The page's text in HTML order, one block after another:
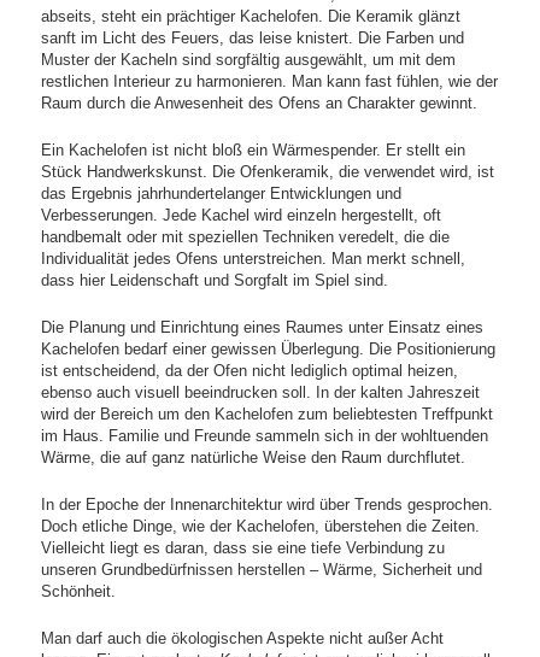
abseits, steht ein prächtiger Kachelofen. Die Keramik glänzt
sanft im Licht des Feuers, das leise knistert. Die Farben und
Muster der Kacheln sind sorgfältig ausgewählt, um mit dem
restlichen Interieur zu harmonieren. Man kann fast fühlen, wie der
Raum durch die Anwesenheit des Ofens an Charakter gewinnt.
Ein Kachelofen ist nicht bloß ein Wärmespender. Er stellt ein
Stück Handwerkskunst. Die Ofenkeramik, die verwendet wird, ist
das Ergebnis jahrhundertelanger Entwicklungen und
Verbesserungen. Jede Kachel wird einzeln hergestellt, oft
handbemalt oder mit speziellen Techniken veredelt, die die
Individualität jedes Ofens unterstreichen. Man merkt schnell,
dass hier Leidenschaft und Sorgfalt im Spiel sind.
Die Planung und Einrichtung eines Raumes unter Einsatz eines
Kachelofen bedarf einer gewissen Überlegung. Die Positionierung
ist entscheidend, da der Ofen nicht lediglich optimal heizen,
ebenso auch visuell beeindrucken soll. In der kalten Jahreszeit
wird der Bereich um den Kachelofen zum beliebtesten Treffpunkt
im Haus. Familie und Freunde sammeln sich in der wohltuenden
Wärme, die auf ganz natürliche Weise den Raum durchflutet.
In der Epoche der Innenarchitektur wird über Trends gesprochen.
Doch etliche Dinge, wie der Kachelofen, überstehen die Zeiten.
Vielleicht liegt es daran, dass sie eine tiefe Verbindung zu
unseren Grundbedürfnissen herstellen – Wärme, Sicherheit und
Schönheit.
Man darf auch die ökologischen Aspekte nicht außer Acht